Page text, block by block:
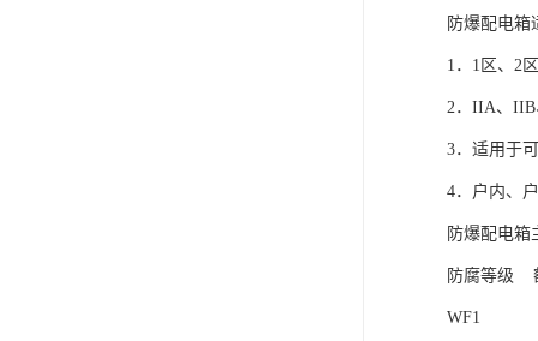
防爆配电箱
1．1区、2
2．IIA、IIB
3．适用于
4．户内、
防爆配电箱
防腐等
WF1